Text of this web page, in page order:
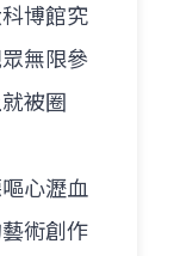
博館究
無限參
被圈
心瀝血
術創作